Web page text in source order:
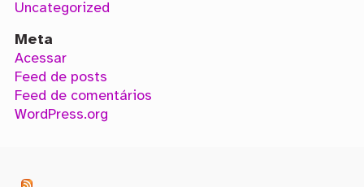
Uncategorized
Meta
Acessar
Feed de posts
Feed de comentários
WordPress.org